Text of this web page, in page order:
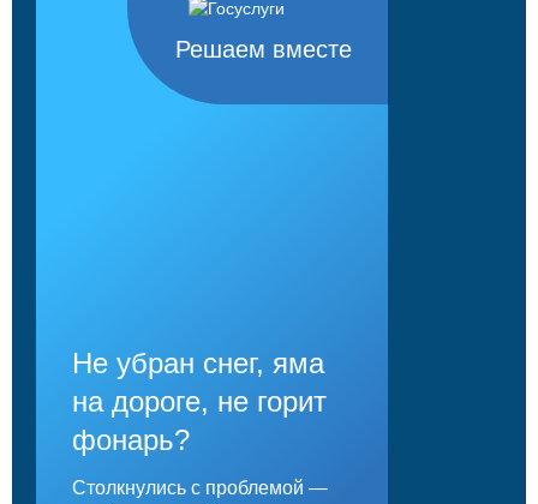
Решаем вместе
Не убран снег, яма
на дороге, не горит
фонарь?
Столкнулись с проблемой —